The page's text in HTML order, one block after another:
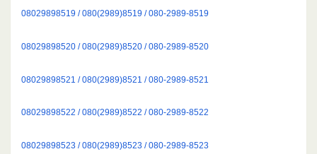
08029898519 / 080(2989)8519 / 080-2989-8519
08029898520 / 080(2989)8520 / 080-2989-8520
08029898521 / 080(2989)8521 / 080-2989-8521
08029898522 / 080(2989)8522 / 080-2989-8522
08029898523 / 080(2989)8523 / 080-2989-8523